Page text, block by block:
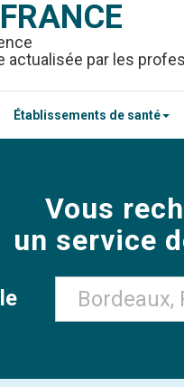
actualisée par les
Établissements de santé
Vous
un service